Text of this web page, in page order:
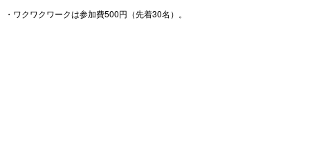
・ワクワクワークは参加費500円（先着30名）。